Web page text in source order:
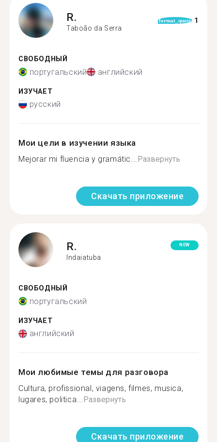
R.
Taboão da Serra
format_quote 1
СВОБОДНЫЙ
португальский английский
ИЗУЧАЕТ
русский
Мои цели в изучении языка
Mejorar mi fluencia y gramátic...Развернуть
Скачать приложение
R.
Indaiatuba
NEW
СВОБОДНЫЙ
португальский
ИЗУЧАЕТ
английский
Мои любимые темы для разговора
Cultura, profissional, viagens, filmes, musica,
lugares, politica...Развернуть
Скачать приложение